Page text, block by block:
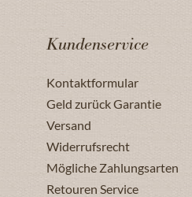
Kundenservice
Kontaktformular
Geld zurück Garantie
Versand
Widerrufsrecht
Mögliche Zahlungsarten
Retouren Service